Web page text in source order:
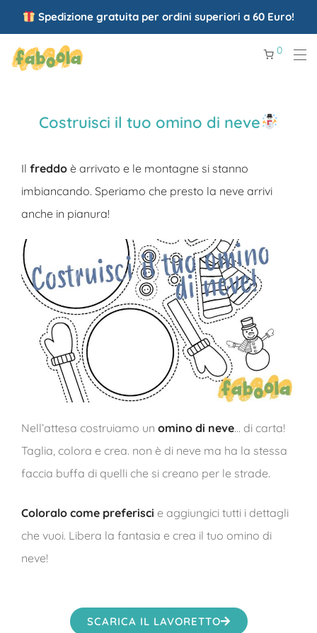
Spedizione gratuita per ordini superiori a 60 Euro!
0
Costruisci il tuo omino di neve
Il freddo è arrivato e le montagne si stanno
imbiancando. Speriamo che presto la neve arrivi
anche in pianura!
Nell’attesa costruiamo un omino di neve… di carta!
Taglia, colora e crea. non è di neve ma ha la stessa
faccia buffa di quelli che si creano per le strade.
Coloralo come preferisci e aggiungici tutti i dettagli
che vuoi. Libera la fantasia e crea il tuo omino di
neve!
SCARICA IL LAVORETTO